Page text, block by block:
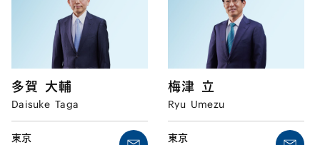
多賀 大輔
Daisuke Taga
東京
梅津 立
Ryu Umezu
東京